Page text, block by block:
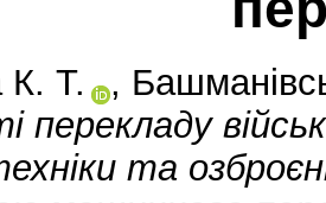
К. Т. ,
перекладу
та